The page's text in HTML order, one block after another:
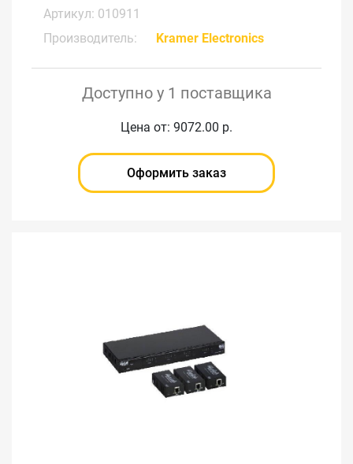
Артикул: 010911
Производитель:
Kramer Electronics
Доступно у 1 поставщика
Цена от: 9072.00 р.
Оформить заказ